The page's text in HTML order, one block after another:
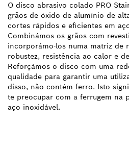
O disco abrasivo colado PRO
grãos de óxido de alumínio de
cortes rápidos e eficientes em
Combinámos os grãos com
incorporámo-los numa matriz de
robustez, resistência ao calor e
Reforçámos o disco com uma
qualidade para garantir uma
disso, não contém ferro. Isto
te preocupar com a ferrugem na
aço inoxidável.